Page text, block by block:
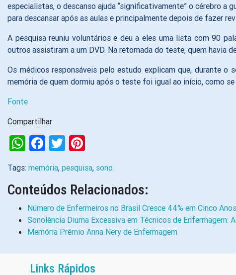
especialistas, o descanso ajuda “significativamente” o cérebro a
para descansar após as aulas e principalmente depois de fazer
A pesquisa reuniu voluntários e deu a eles uma lista com 90
outros assistiram a um DVD. Na retomada do teste, quem havia
Os médicos responsáveis pelo estudo explicam que, durante o
memória de quem dormiu após o teste foi igual ao início, como
Fonte
Compartilhar
WhatsApp
Facebook
Twitter
Tags: memória, pesquisa, sono
Conteúdos Relacionados:
Número de Enfermeiros no Brasil Cresce 44% em Cinco Anos
Sonolência Diurna Excessiva em Técnicos de Enfermagem:
Memória Prêmio Anna Nery de Enfermagem
Links Rápidos